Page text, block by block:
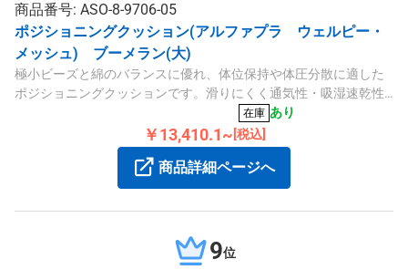
商品番号: ASO-8-9706-05
ポジショニングクッション(アルファプラ ウェルピー・
メッシュ) ブーメラン(大)
極小ビーズと綿のバランスに優れ、体位保持や体圧分散に適した
ポジショニングクッションです。滑りにくく通気性・吸湿速乾性
も優れ、ブーメランタイプ（大）のサイズは500×900mm、重量は
在庫 あり
￥13,410.1~ [税込]
商品詳細ページへ
9位